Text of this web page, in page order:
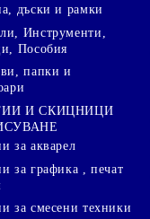
дъски и рамки
Инструменти,
Пособия
папки и
И СКИЦНИЦИ
за акварел
за графика , печат
за смесени техники